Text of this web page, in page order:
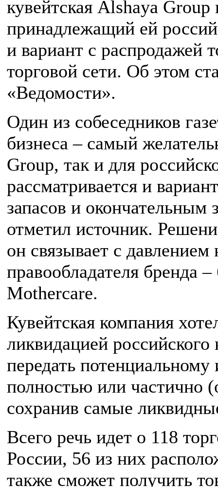
кувейтская Alshaya Group
принадлежащий ей
и вариант с распродажей
торговой сети. Об этом
«Ведомости».
Один из собеседников
бизнеса – самый
Group, так и для
рассматривается и
запасов и окончательным
отметил источник.
он связывает с
правообладателя бренда
Mothercare.
Кувейтская компания
ликвидацией
передать потенциальному
полностью или частично
сохранив самые
Всего речь идет о 118
России, 56 из них
также сможет получить